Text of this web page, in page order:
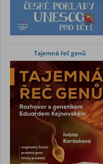
Tajemná řeč genů